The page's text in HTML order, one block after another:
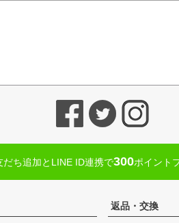
だち追加とLINE ID連携で300ポイント
返品・交換